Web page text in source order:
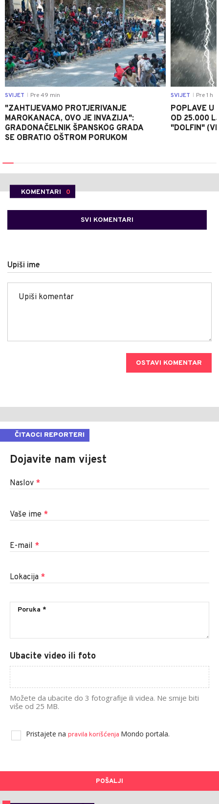
SVIJET Pre 49 min
"ZAHTIJEVAMO PROTJERIVANJE
MAROKANACA, OVO JE INVAZIJA":
GRADONAČELNIK ŠPANSKOG GRADA
SE OBRATIO OŠTROM PORUKOM
SVIJET Pre 1 h
POPLAVE U
OD 25.000
"DOLFIN"
KOMENTARI 0
SVI KOMENTARI
Upiši ime
OSTAVI KOMENTAR
ČITAOCI REPORTERI
Dojavite nam vijest
Naslov *
Vaše ime *
E-mail *
Lokacija *
Ubacite video ili foto
Možete da ubacite do 3 fotografije ili videa. Ne smije biti
više od 25 MB.
Pristajete na pravila korišćenja Mondo portala.
POŠALJI